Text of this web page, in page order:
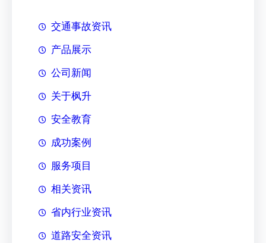
交通事故资讯
产品展示
公司新闻
关于枫升
安全教育
成功案例
服务项目
相关资讯
省内行业资讯
道路安全资讯